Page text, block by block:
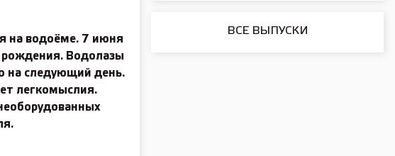
на водоёме. 7 июня
рождения. Водолазы
на следующий день.
легкомыслия.
ВСЕ ВЫПУСКИ